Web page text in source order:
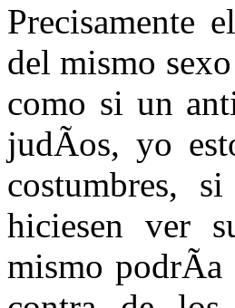
Precisamente
del mismo
como si un
judÃ­os, yo
costumbres,
hiciesen ver
mismo